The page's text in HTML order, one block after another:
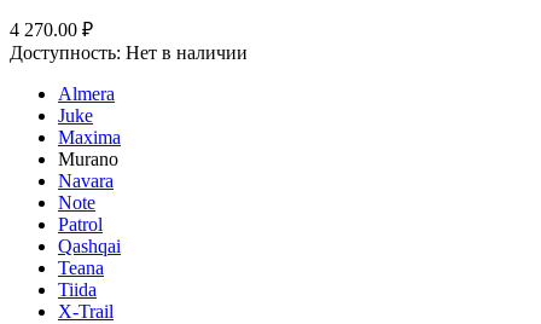
4 270.00 ₽
Доступность: Нет в наличии
Almera
Juke
Maxima
Murano
Navara
Note
Patrol
Qashqai
Teana
Tiida
X-Trail